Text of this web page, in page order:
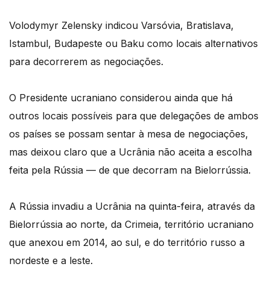
Volodymyr Zelensky indicou Varsóvia, Bratislava,
Istambul, Budapeste ou Baku como locais alternativos
para decorrerem as negociações.
O Presidente ucraniano considerou ainda que há
outros locais possíveis para que delegações de ambos
os países se possam sentar à mesa de negociações,
mas deixou claro que a Ucrânia não aceita a escolha
feita pela Rússia — de que decorram na Bielorrússia.
A Rússia invadiu a Ucrânia na quinta-feira, através da
Bielorrússia ao norte, da Crimeia, território ucraniano
que anexou em 2014, ao sul, e do território russo a
nordeste e a leste.